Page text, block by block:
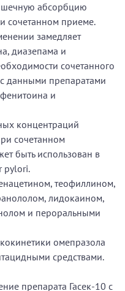
абсорбцию
сочетанном приеме.
замедляет
диазепама и
сочетанного
данными препаратами
и
концентраций
сочетанном
быть использован в
pylori.
теофиллином,
лидокаином,
и пероральными
омепразола
средствами.
препарата Гасек-10 с